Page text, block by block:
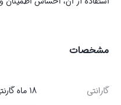
مشخصات
گارانتی 18 ماه گارنتی بدون قید و شرط